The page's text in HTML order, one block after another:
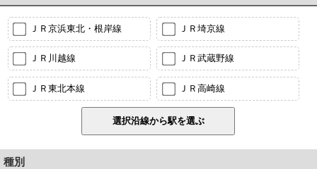
ＪＲ京浜東北・根岸線 ＪＲ埼京線
ＪＲ川越線 ＪＲ武蔵野線
ＪＲ東北本線 ＪＲ高崎線
種別